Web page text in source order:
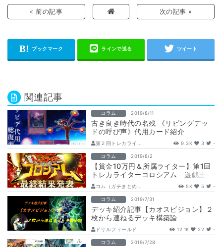
« 前の記事 次の記事 »
関連記事
コラム 2019/8/11
古き良き時代の名残 《リビングデッ
ドの呼び声》代用カード紹介
第２回トレカライ... 9.3K 3 -
コラム 2019/8/2
【賞金10万円＆所属ライター】第1回
トレカライターコロシアム 遊戯王部
門 最終結果発表
コム（ガチまとめ... 5K 5 -
コラム 2019/7/31
デッキ紹介記事【カオスビジョン】２
枚から連ねるデッキ構築論
ドリルフィールド 12.1K 22 -
コラム 2019/7/28